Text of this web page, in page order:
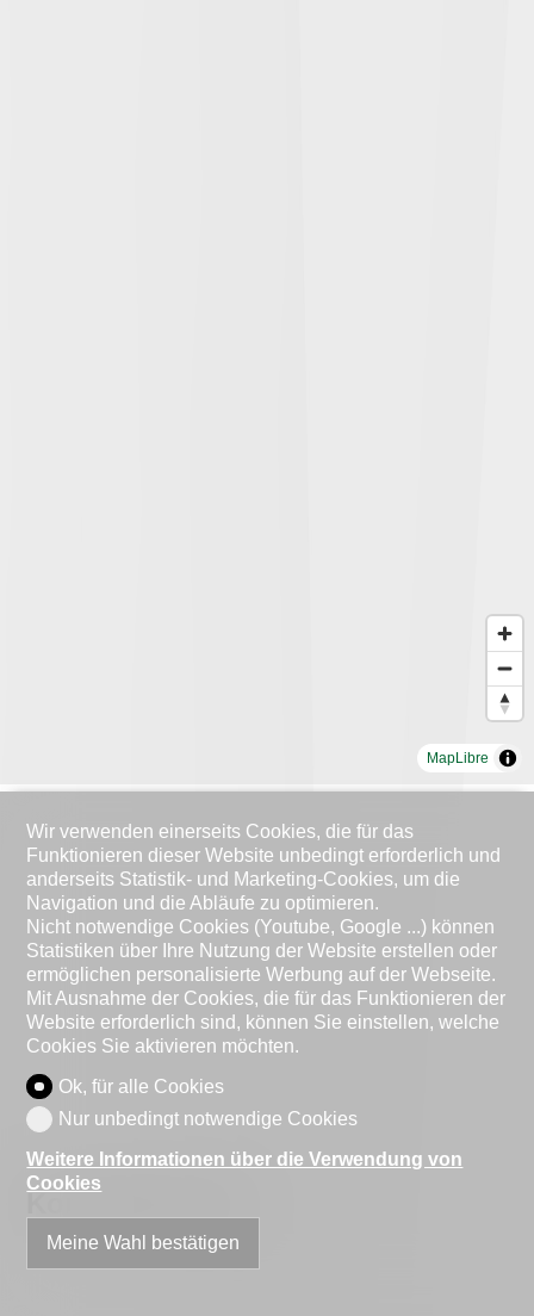
MapLibre
Wir verwenden einerseits Cookies, die für das
Funktionieren dieser Website unbedingt erforderlich und
anderseits Statistik- und Marketing-Cookies, um die
Navigation und die Abläufe zu optimieren.
Nicht notwendige Cookies (Youtube, Google ...) können
Statistiken über Ihre Nutzung der Website erstellen oder
ermöglichen personalisierte Werbung auf der Webseite.
Mit Ausnahme der Cookies, die für das Funktionieren der
Website erforderlich sind, können Sie einstellen, welche
Cookies Sie aktivieren möchten.
Ok, für alle Cookies
Nur unbedingt notwendige Cookies
Weitere Informationen über die Verwendung von
Cookies
Meine Wahl bestätigen